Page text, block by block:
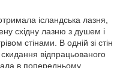
ісландська лазня,
східну лазню з душем і
стінами. В одній зі стін
відпрацьованого
в попередньому